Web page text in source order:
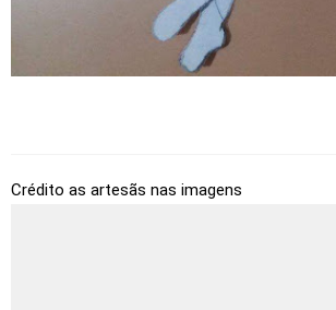
Crédito as artesãs nas imagens